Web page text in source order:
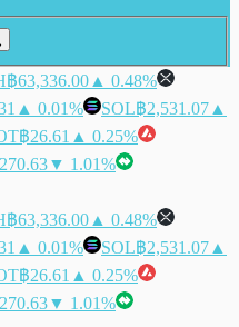
฿63,336.00 ▲ 0.48%
▲ 0.01% SOL฿2,531.07 ▲
฿26.61 ▲ 0.25%
▼ 1.01%
฿63,336.00 ▲ 0.48%
▲ 0.01% SOL฿2,531.07 ▲
฿26.61 ▲ 0.25%
▼ 1.01%